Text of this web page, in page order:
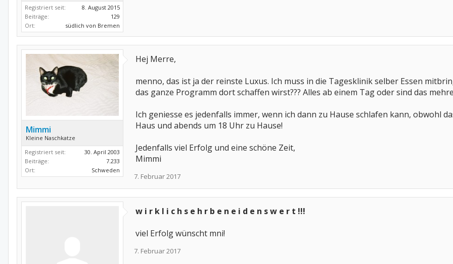
Registriert seit:
8. August 2015
Beiträge:
129
Ort:
südlich von Bremen
Mimmi
Kleine Naschkatze
Registriert seit:
30. April 2003
Beiträge:
7.233
Ort:
Schweden
Hej Merre,
menno, das ist ja der reinste Luxus. Ich muss in die Tagesklinik selber Essen
das ganze Programm dort schaffen wirst??? Alles ab einem Tag oder sind das
Ich geniesse es jedenfalls immer, wenn ich dann zu Hause schlafen kann, obwohl
Haus und abends um 18 Uhr zu Hause!
Jedenfalls viel Erfolg und eine schöne Zeit,
Mimmi
7. Februar 2017
w i r k l i c h s e h r b e n e i d e n s w e r t !!!
viel Erfolg wünscht mni!
7. Februar 2017